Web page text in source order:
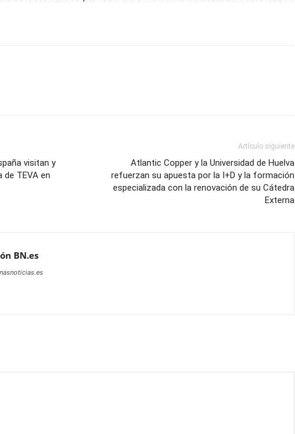
visitan y
TEVA en
Artículo siguiente
Atlantic Copper y la Universidad de Huelva
refuerzan su apuesta por la I+D y la formación
especializada con la renovación de su Cátedra
Externa
BN.es